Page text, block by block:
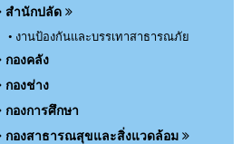
สำนักปลัด
• งานป้องกันและบรรเทาสาธารณภัย
กองคลัง
กองช่าง
กองการศึกษา
กองสาธารณสุขและสิ่งแวดล้อม